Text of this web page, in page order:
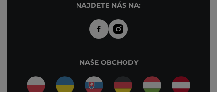
NAJDETE NÁS NA:
NAŠE OBCHODY